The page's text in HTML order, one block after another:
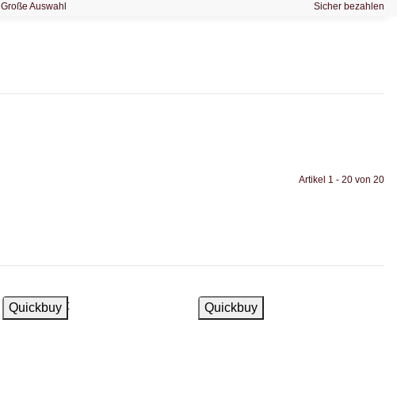
Große Auswahl Sicher bezahlen
Artikel 1 - 20 von 20
Quickbuy
Ausverkauft Quickbuy
Auf Lager